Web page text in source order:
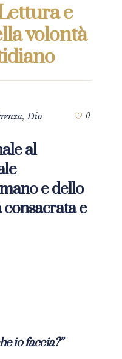
e
volontà
,Dio 0
al
e dello
e
io faccia?”